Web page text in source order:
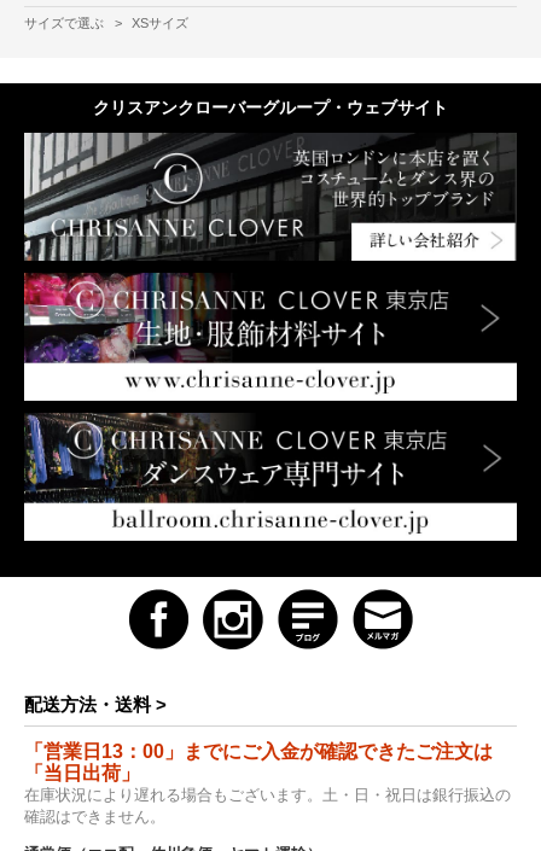
サイズで選ぶ > XSサイズ
クリスアンクローバーグループ・ウェブサイト
配送方法・送料 >
「営業日13：00」までにご入金が確認できたご注文は
「当日出荷」
在庫状況により遅れる場合もございます。土・日・祝日は銀行振込の
確認はできません。